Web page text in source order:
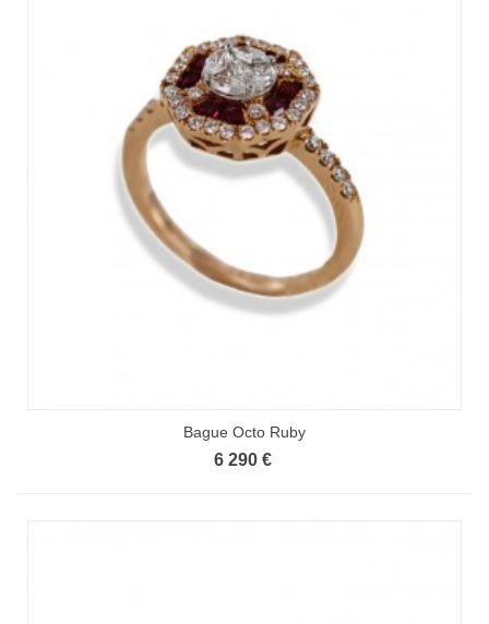
Bague Octo Ruby
6 290 €